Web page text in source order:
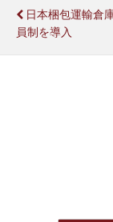
日本梱包運輸倉
員制を導入